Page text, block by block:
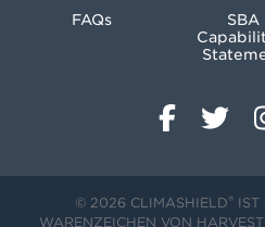
FAQs
SBA
© 2026 CLIMASHIELD ® IST
WARENZEICHEN VON